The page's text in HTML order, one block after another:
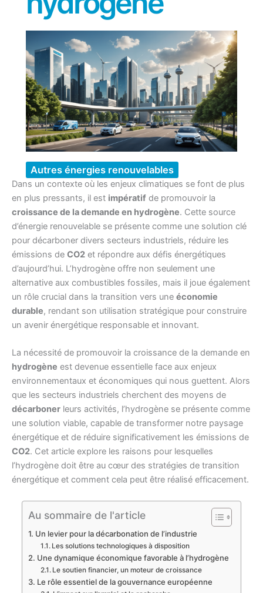
Autres énergies renouvelables
Dans un contexte où les enjeux climatiques se font de plus
en plus pressants, il est impératif de promouvoir la
croissance de la demande en hydrogène. Cette source
d’énergie renouvelable se présente comme une solution clé
pour décarboner divers secteurs industriels, réduire les
émissions de CO2 et répondre aux défis énergétiques
d’aujourd’hui. L’hydrogène offre non seulement une
alternative aux combustibles fossiles, mais il joue également
un rôle crucial dans la transition vers une économie
durable, rendant son utilisation stratégique pour construire
un avenir énergétique responsable et innovant.
La nécessité de promouvoir la croissance de la demande en
hydrogène est devenue essentielle face aux enjeux
environnementaux et économiques qui nous guettent. Alors
que les secteurs industriels cherchent des moyens de
décarboner leurs activités, l’hydrogène se présente comme
une solution viable, capable de transformer notre paysage
énergétique et de réduire significativement les émissions de
CO2. Cet article explore les raisons pour lesquelles
l’hydrogène doit être au cœur des stratégies de transition
énergétique et comment cela peut être réalisé efficacement.
Au sommaire de l'article
Un levier pour la décarbonation de l’industrie
Les solutions technologiques à disposition
Une dynamique économique favorable à l’hydrogène
Le soutien financier, un moteur de croissance
Le rôle essentiel de la gouvernance européenne